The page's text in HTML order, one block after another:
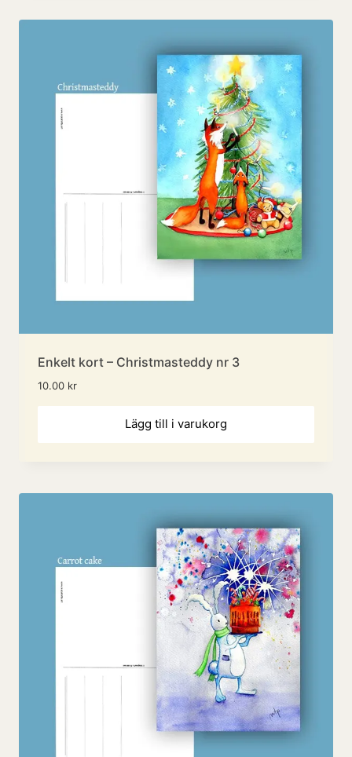
Enkelt kort – Christmasteddy nr 3
10.00 kr
Lägg till i varukorg